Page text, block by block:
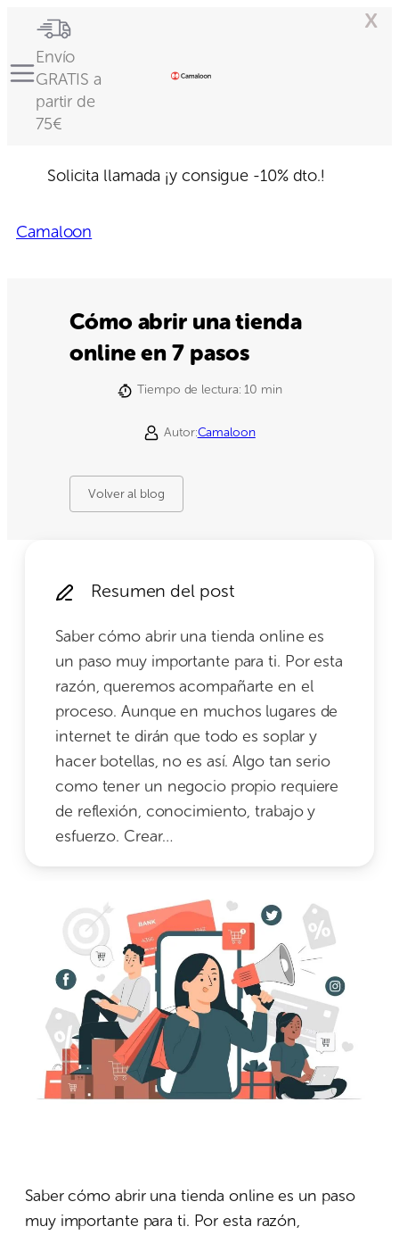
Envío
GRATIS a
partir de
75€
Solicita llamada ¡y consigue -10% dto.!
Camaloon
Cómo abrir una tienda
online en 7 pasos
Tiempo de lectura:10 min
Autor:Camaloon
Volver al blog
Resumen del post
Saber cómo abrir una tienda online es
un paso muy importante para ti. Por esta
razón, queremos acompañarte en el
proceso. Aunque en muchos lugares de
internet te dirán que todo es soplar y
hacer botellas, no es así. Algo tan serio
como tener un negocio propio requiere
de reflexión, conocimiento, trabajo y
esfuerzo. Crear…
Saber cómo abrir una tienda online es un paso
muy importante para ti. Por esta razón,
x